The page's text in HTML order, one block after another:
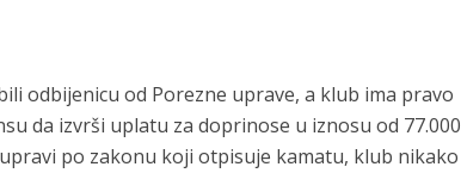
odbijenicu od Porezne uprave, a klub ima pravo
da izvrši uplatu za doprinose u iznosu od 77.000
po zakonu koji otpisuje kamatu, klub nikako